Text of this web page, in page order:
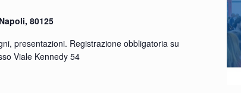
80125
presentazioni. Registrazione obbligatoria su
Viale Kennedy 54